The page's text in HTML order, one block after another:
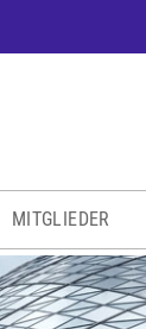
MITGLIEDER